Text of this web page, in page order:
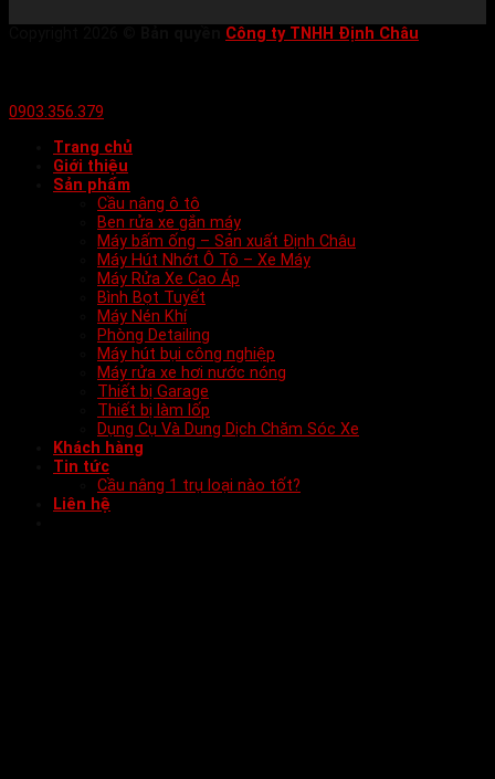
Công ty TNHH Định Châu
0903.356.379
Trang chủ
Giới thiệu
Sản phẩm
Cầu nâng ô tô
Ben rửa xe gắn máy
Máy bấm ống – Sản xuất Định Châu
Máy Hút Nhớt Ô Tô – Xe Máy
Máy Rửa Xe Cao Áp
Bình Bọt Tuyết
Máy Nén Khí
Phòng Detailing
Máy hút bụi công nghiệp
Máy rửa xe hơi nước nóng
Thiết bị Garage
Thiết bị làm lốp
Dụng Cụ Và Dung Dịch Chăm Sóc Xe
Khách hàng
Tin tức
Cầu nâng 1 trụ loại nào tốt?
Liên hệ